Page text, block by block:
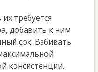
требуется
добавить к ним
сок. Взбивать
консистенции.